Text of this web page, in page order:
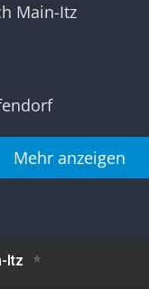
Main-Itz
Mehr anzeigen